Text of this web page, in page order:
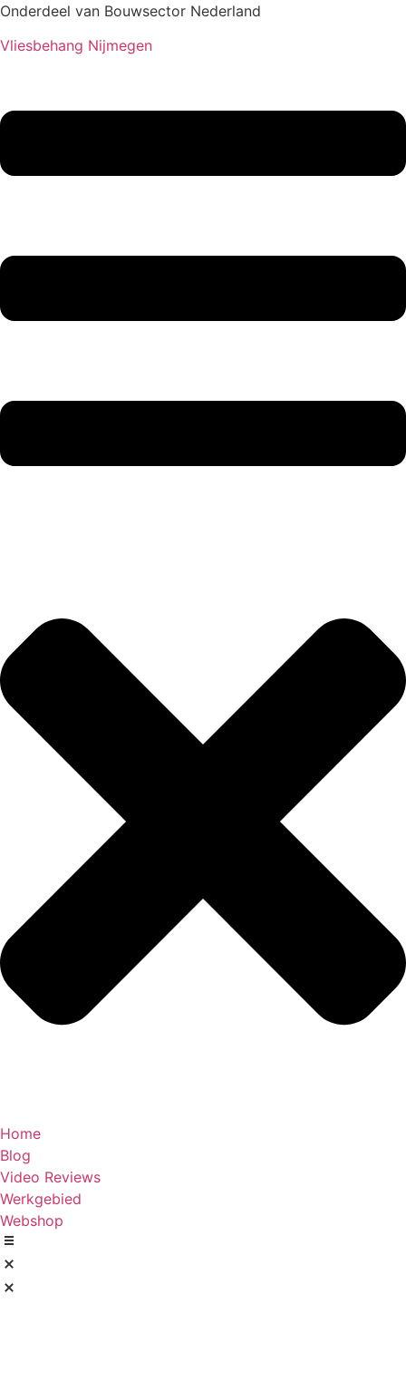
Onderdeel van Bouwsector Nederland
Vliesbehang Nijmegen
Home
Blog
Video Reviews
Werkgebied
Webshop